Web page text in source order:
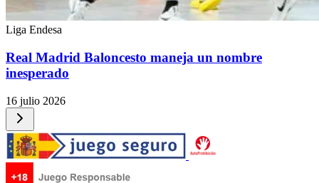
Liga Endesa
Real Madrid Baloncesto maneja un nombre
inesperado
16 julio 2026